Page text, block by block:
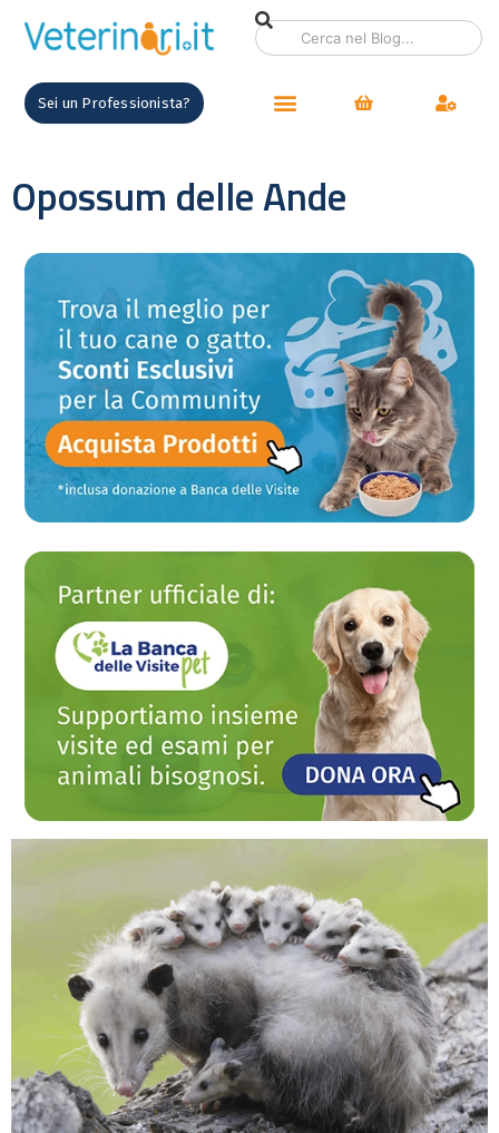
Sei un Professionista?
Opossum delle Ande